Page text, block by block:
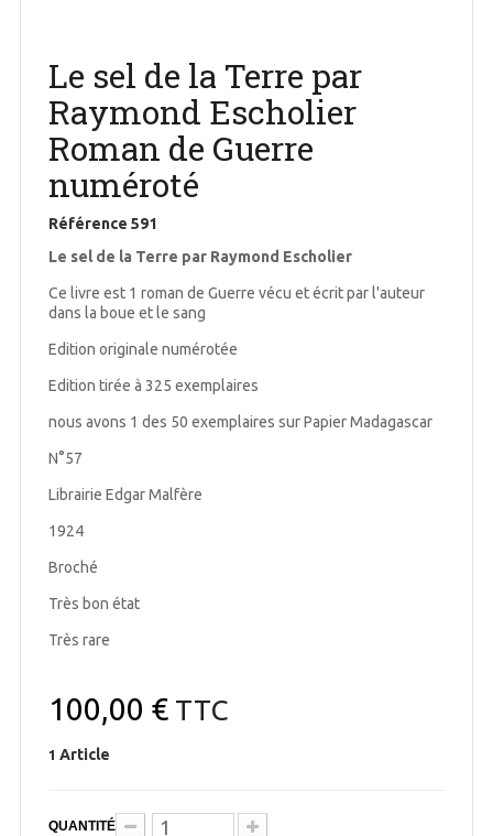
Le sel de la Terre par
Raymond Escholier
Roman de Guerre
numéroté
Référence 591
Le sel de la Terre par Raymond Escholier
Ce livre est 1 roman de Guerre vécu et écrit par l'auteur
dans la boue et le sang
Edition originale numérotée
Edition tirée à 325 exemplaires
nous avons 1 des 50 exemplaires sur Papier Madagascar
N°57
Librairie Edgar Malfère
1924
Broché
Très bon état
Très rare
100,00 €TTC
1 Article
QUANTITÉ